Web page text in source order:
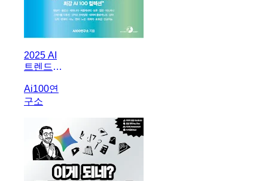
2025 AI
트렌드
Ai100연
구소